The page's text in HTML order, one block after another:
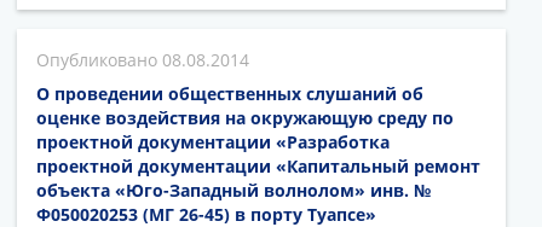
08.08.2014
О проведении общественных слушаний об
оценке воздействия на окружающую среду по
проектной документации «Разработка
проектной документации «Капитальный ремонт
объекта «Юго-Западный волнолом» инв. №
Ф050020253 (МГ 26-45) в порту Туапсе»